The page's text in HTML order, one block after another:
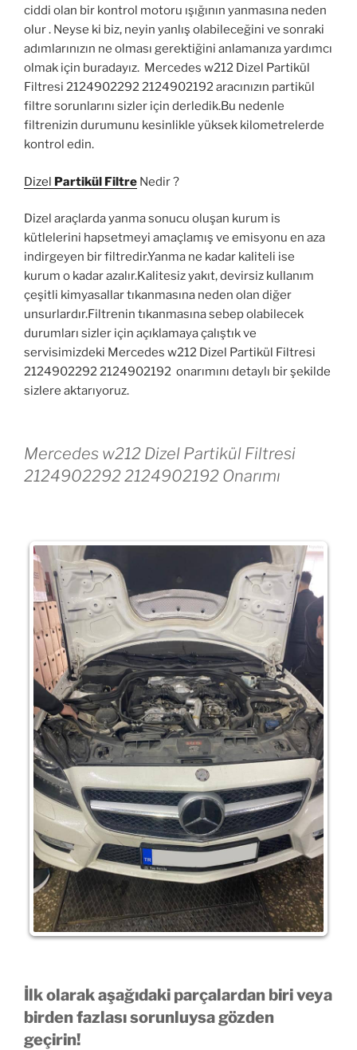
ciddi olan bir kontrol motoru ışığının yanmasına neden
olur . Neyse ki biz, neyin yanlış olabileceğini ve sonraki
adımlarınızın ne olması gerektiğini anlamanıza yardımcı
olmak için buradayız. Mercedes w212 Dizel Partikül
Filtresi 2124902292 2124902192 aracınızın partikül
filtre sorunlarını sizler için derledik.Bu nedenle
filtrenizin durumunu kesinlikle yüksek kilometrelerde
kontrol edin.
Dizel Partikül Filtre Nedir ?
Dizel araçlarda yanma sonucu oluşan kurum is
kütlelerini hapsetmeyi amaçlamış ve emisyonu en aza
indirgeyen bir filtredir.Yanma ne kadar kaliteli ise
kurum o kadar azalır.Kalitesiz yakıt, devirsiz kullanım
çeşitli kimyasallar tıkanmasına neden olan diğer
unsurlardır.Filtrenin tıkanmasına sebep olabilecek
durumları sizler için açıklamaya çalıştık ve
servisimizdeki Mercedes w212 Dizel Partikül Filtresi
2124902292 2124902192 onarımını detaylı bir şekilde
sizlere aktarıyoruz.
Mercedes w212 Dizel Partikül Filtresi
2124902292 2124902192 Onarımı
İlk olarak aşağıdaki parçalardan biri veya
birden fazlası sorunluysa gözden
geçirin!